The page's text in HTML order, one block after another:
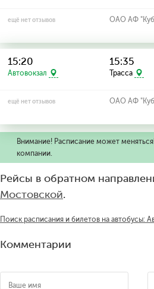
ещё нет отзывов ОАО АФ
15:20
Автовокзал
15:35
Трасса
ещё нет отзывов ОАО АФ
Внимание! Расписание может
компании.
Рейсы в обратном
Мостовской.
Поиск расписания и билетов на автобусы:
Комментарии